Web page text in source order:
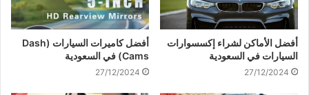
أفضل الأماكن لشراء إكسسوارات
السيارات في السعودية
27/12/2024
أفضل كاميرات السيارات (Dash
Cams) في السعودية
27/12/2024